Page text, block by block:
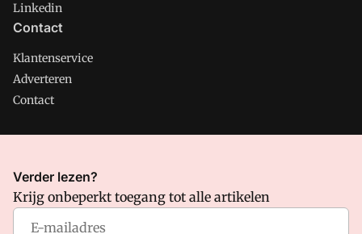
Linkedin
Contact
Klantenservice
Adverteren
Contact
CMweb is onderdeel van VMN media. Lees in
waar VMN media voor staat. Op gebruik van deze site zijn de
volgende regelingen van toepassing:Algemene Voorwaarden
Privacy en Cookie beleid
Verder lezen?
Krijg onbeperkt toegang tot alle artikelen